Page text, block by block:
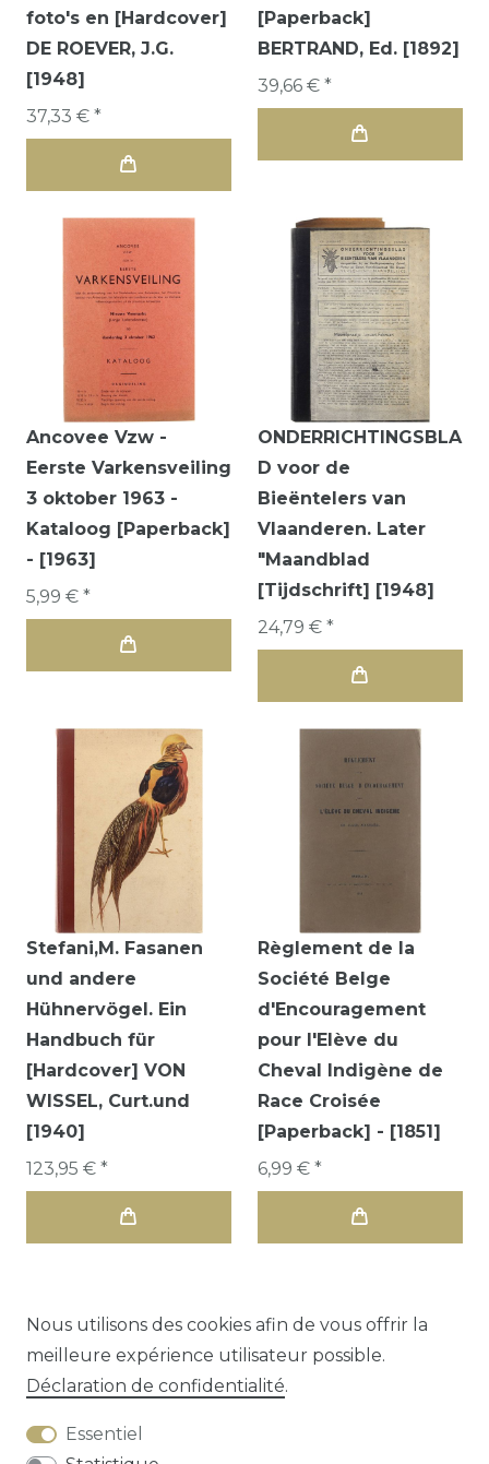
foto's en [Hardcover]
DE ROEVER, J.G.
[1948]
37,33 € *
[Paperback]
BERTRAND, Ed. [1892]
39,66 € *
Ancovee Vzw -
Eerste Varkensveiling
3 oktober 1963 -
Kataloog [Paperback]
- [1963]
5,99 € *
ONDERRICHTINGSBLA
D voor de
Bieëntelers van
Vlaanderen. Later
"Maandblad
[Tijdschrift] [1948]
24,79 € *
Stefani,M. Fasanen
und andere
Hühnervögel. Ein
Handbuch für
[Hardcover] VON
WISSEL, Curt.und
[1940]
123,95 € *
Règlement de la
Société Belge
d'Encouragement
pour l'Elève du
Cheval Indigène de
Race Croisée
[Paperback] - [1851]
6,99 € *
1 2
Nous utilisons des cookies afin de vous offrir la
meilleure expérience utilisateur possible.
Déclaration de confidentialité.
Essentiel